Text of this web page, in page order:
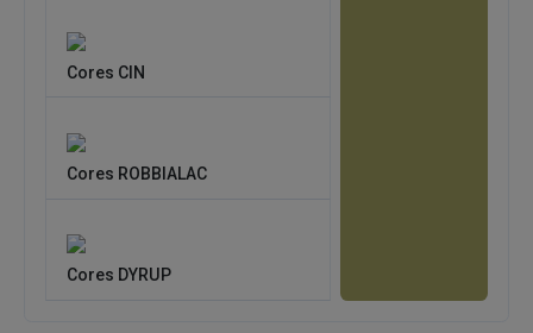
Cores CIN
Cores ROBBIALAC
Cores DYRUP